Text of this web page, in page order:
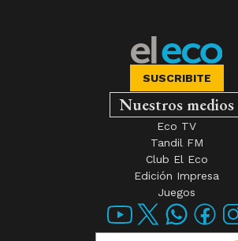
SUSCRIBITE
Nuestros medios
Eco TV
Tandil FM
Club El Eco
Edición Impresa
Juegos